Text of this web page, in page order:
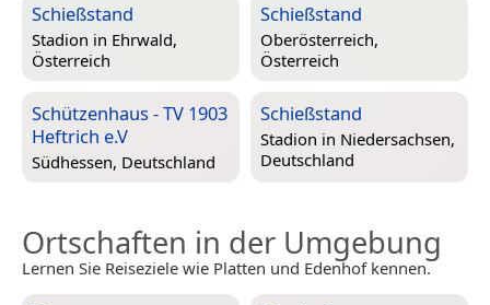
Schießstand
Stadion in Ehrwald,
Österreich
Schießstand
Oberösterreich,
Österreich
Schützenhaus - TV 1903
Heftrich e.V
Südhessen, Deutschland
Schießstand
Stadion in Niedersachsen,
Deutschland
Ortschaften in der Umgebung
Lernen Sie Reiseziele wie Platten und Edenhof kennen.